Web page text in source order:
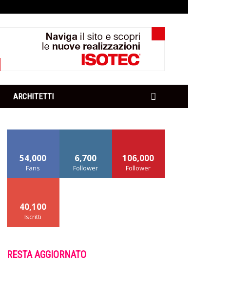
ARCHITETTI
54,000
Fans
6,700
Follower
106,000
Follower
40,100
Iscritti
RESTA AGGIORNATO